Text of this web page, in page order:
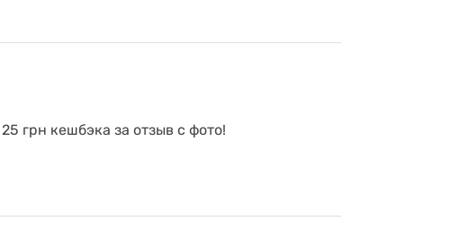
грн кешбэка за отзыв с фото!